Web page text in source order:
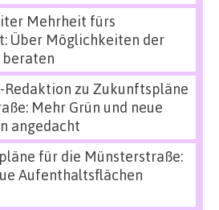
Mehrheit fürs
Über Möglichkeiten der
beraten
zu Zukunftspläne
Mehr Grün und neue
angedacht
für die Münsterstraße:
Aufenthaltsflächen